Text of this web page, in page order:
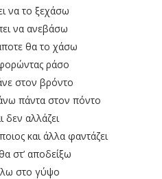
να το ξεχάσω
να ανεβάσω
θα το χάσω
ράσο
στον βρόντο
πάντα στον πόντο
δεν αλλάζει
και άλλα φαντάζει
στ’ αποδείξω
στο γύψο